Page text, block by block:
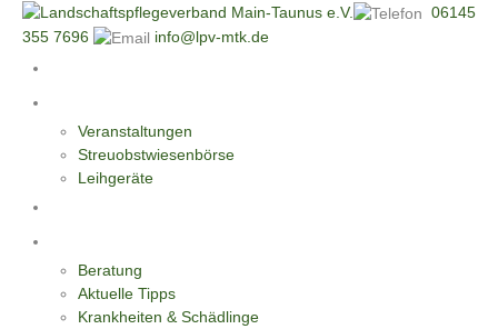
06145
355 7696
info@lpv-mtk.de
Veranstaltungen
Streuobstwiesenbörse
Leihgeräte
Beratung
Aktuelle Tipps
Krankheiten & Schädlinge